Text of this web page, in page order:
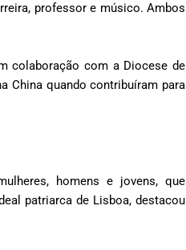
professor e músico. Ambos
colaboração com a Diocese de
China quando contribuíram para
homens e jovens, que
patriarca de Lisboa, destacou